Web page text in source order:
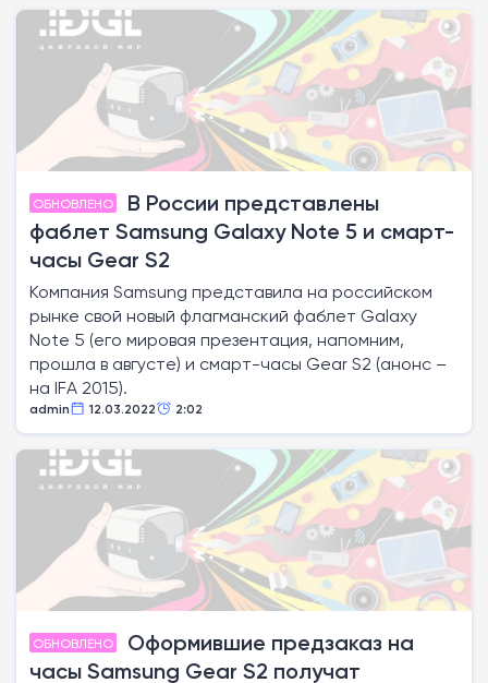
ОБНОВЛЕНО
В России представлены
фаблет Samsung Galaxy Note 5 и смарт-
часы Gear S2
Компания Samsung представила на российском
рынке свой новый флагманский фаблет Galaxy
Note 5 (его мировая презентация, напомним,
прошла в августе) и смарт-часы Gear S2 (анонс –
на IFA 2015).
admin 12.03.2022 2:02
ОБНОВЛЕНО
Оформившие предзаказ на
часы Samsung Gear S2 получат